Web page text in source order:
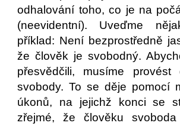
odhalování toho, co je na
(neevidentní). Uveďme
příklad: Není bezprostředně
že člověk je svobodný.
přesvědčili, musíme provést
svobody. To se děje pomocí
úkonů, na jejichž konci se
zřejmé, že člověku